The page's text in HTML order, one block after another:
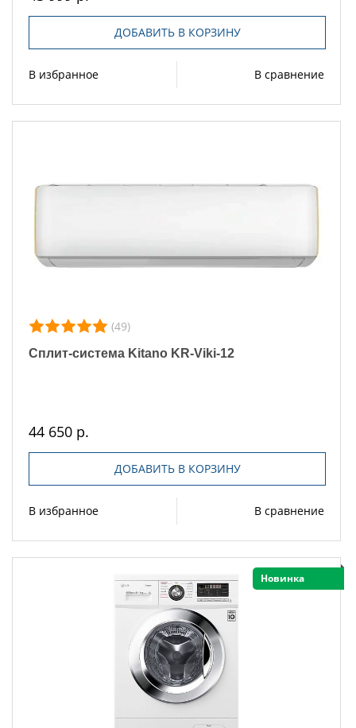
ДОБАВИТЬ В КОРЗИНУ
В избранное В сравнение
(49)
Сплит-система Kitano KR-Viki-12
44 650 р.
ДОБАВИТЬ В КОРЗИНУ
В избранное В сравнение
Новинка